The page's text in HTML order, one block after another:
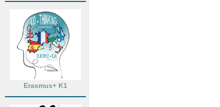
Erasmus+ K1